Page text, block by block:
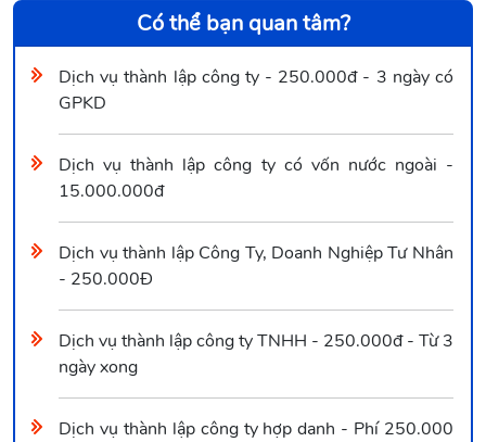
Có thể bạn quan tâm?
Dịch vụ thành lập công ty - 250.000đ - 3 ngày có
GPKD
Dịch vụ thành lập công ty có vốn nước ngoài -
15.000.000đ
Dịch vụ thành lập Công Ty, Doanh Nghiệp Tư Nhân
- 250.000Đ
Dịch vụ thành lập công ty TNHH - 250.000đ - Từ 3
ngày xong
Dịch vụ thành lập công ty hợp danh - Phí 250.000